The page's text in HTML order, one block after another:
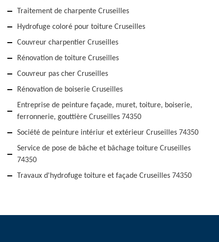
Traitement de charpente Cruseilles
Hydrofuge coloré pour toiture Cruseilles
Couvreur charpentier Cruseilles
Rénovation de toiture Cruseilles
Couvreur pas cher Cruseilles
Rénovation de boiserie Cruseilles
Entreprise de peinture façade, muret, toiture, boiserie,
ferronnerie, gouttière Cruseilles 74350
Société de peinture intériur et extérieur Cruseilles 74350
Service de pose de bâche et bâchage toiture Cruseilles
74350
Travaux d'hydrofuge toiture et façade Cruseilles 74350